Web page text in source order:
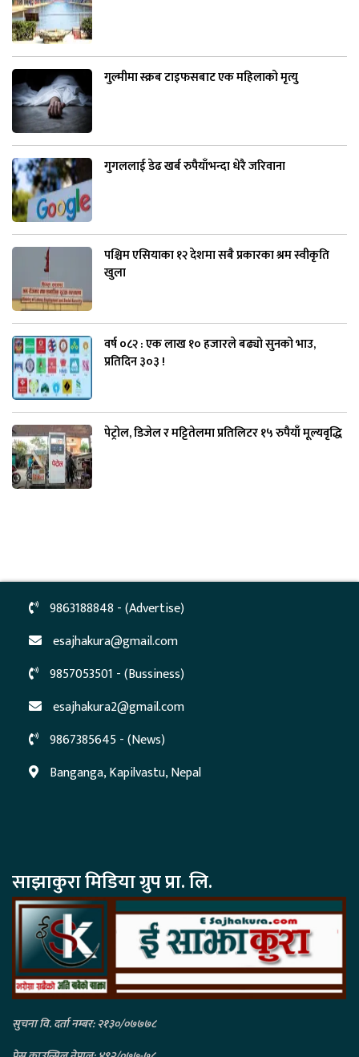
गुल्मीमा स्क्रब टाइफसबाट एक महिलाको मृत्यु
गुगललाई डेढ खर्ब रुपैयाँभन्दा धेरै जरिवाना
पश्चिम एसियाका १२ देशमा सबै प्रकारका श्रम स्वीकृति
खुला
वर्ष ०८२ : एक लाख १० हजारले बढ्यो सुनको भाउ,
प्रतिदिन ३०३ !
पेट्रोल, डिजेल र मट्टितेलमा प्रतिलिटर १५ रुपैयाँ मूल्यवृद्धि
9863188848 - (Advertise)
esajhakura@gmail.com
9857053501 - (Bussiness)
esajhakura2@gmail.com
9867385645 - (News)
Banganga, Kapilvastu, Nepal
साझाकुरा मिडिया ग्रुप प्रा. लि.
सुचना वि. दर्ता नम्बर: २१३०/०७७७८